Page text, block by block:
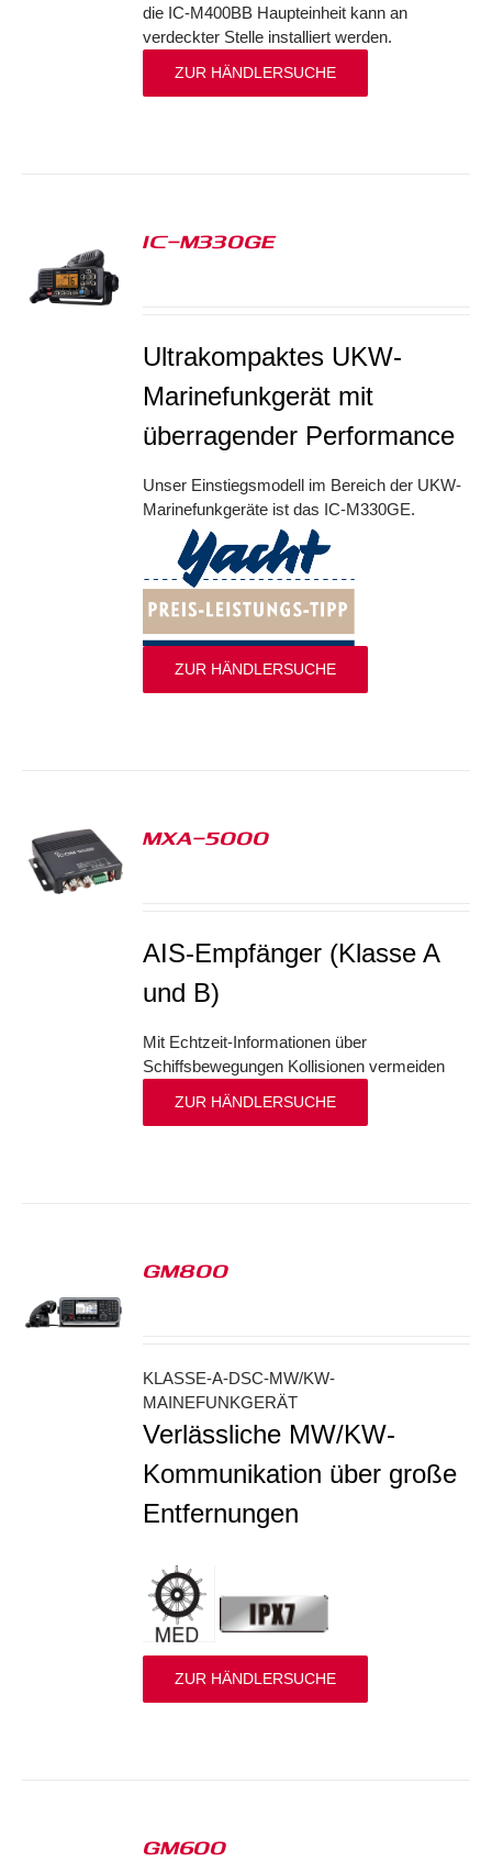
die IC-M400BB Haupteinheit kann an
verdeckter Stelle installiert werden.
ZUR HÄNDLERSUCHE
IC-M330GE
Ultrakompaktes UKW-
Marinefunkgerät mit
überragender Performance
Unser Einstiegsmodell im Bereich der UKW-
Marinefunkgeräte ist das IC-M330GE.
ZUR HÄNDLERSUCHE
MXA-5000
AIS-Empfänger (Klasse A
und B)
Mit Echtzeit-Informationen über
Schiffsbewegungen Kollisionen vermeiden
ZUR HÄNDLERSUCHE
GM800
KLASSE-A-DSC-MW/KW-
MAINEFUNKGERÄT
Verlässliche MW/KW-
Kommunikation über große
Entfernungen
ZUR HÄNDLERSUCHE
GM600